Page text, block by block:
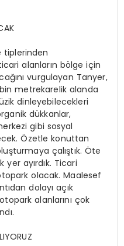
tiplerinden
alanların bölge için
vurgulayan Tanyer,
metrekarelik alanda
dinleyebilecekleri
dükkanlar,
gibi sosyal
Özetle konuttan
çalıştık. Öte
ayırdık. Ticari
olacak. Maalesef
dolayı açık
alanlarını çok